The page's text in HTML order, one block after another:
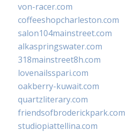
von-racer.com
coffeeshopcharleston.com
salon104mainstreet.com
alkaspringswater.com
318mainstreet8h.com
lovenailsspari.com
oakberry-kuwait.com
quartzliterary.com
friendsofbroderickpark.com
studiopiattellina.com